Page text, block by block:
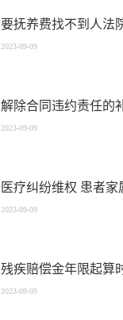
要抚养费找不到人法
2023-09-09
解除合同违约责任的
2023-09-09
医疗纠纷维权 患者
2023-09-09
残疾赔偿金年限起算
2023-09-09